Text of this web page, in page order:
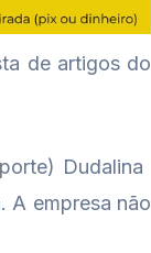
de artigos do
Dudalina 
A empresa não